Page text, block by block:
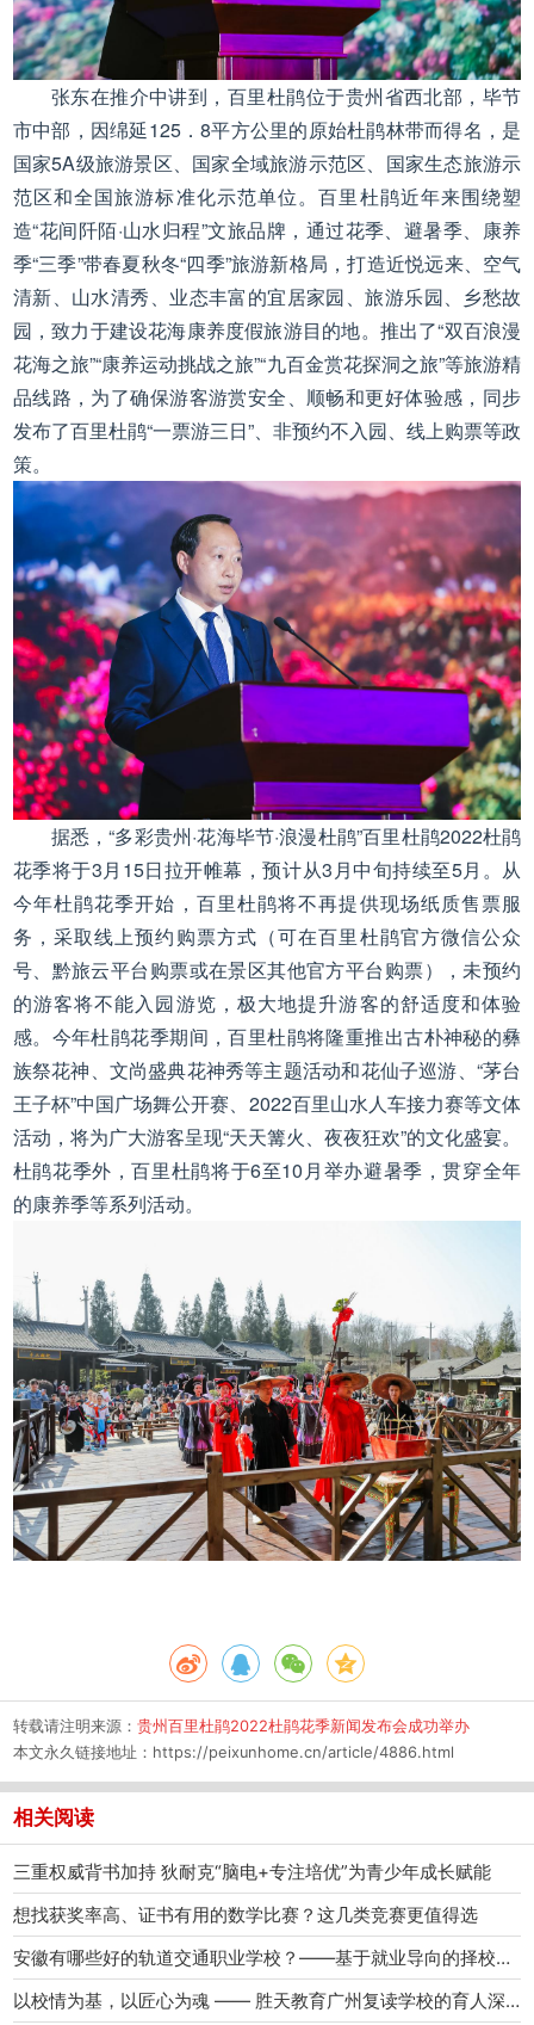
张东在推介中讲到，百里杜鹃位于贵州省西北部，毕节
市中部，因绵延125．8平方公里的原始杜鹃林带而得名，是
国家5A级旅游景区、国家全域旅游示范区、国家生态旅游示
范区和全国旅游标准化示范单位。百里杜鹃近年来围绕塑
造“花间阡陌·山水归程”文旅品牌，通过花季、避暑季、康养
季“三季”带春夏秋冬“四季”旅游新格局，打造近悦远来、空气
清新、山水清秀、业态丰富的宜居家园、旅游乐园、乡愁故
园，致力于建设花海康养度假旅游目的地。推出了“双百浪漫
花海之旅”“康养运动挑战之旅”“九百金赏花探洞之旅”等旅游精
品线路，为了确保游客游赏安全、顺畅和更好体验感，同步
发布了百里杜鹃“一票游三日”、非预约不入园、线上购票等政
策。
据悉，“多彩贵州·花海毕节·浪漫杜鹃”百里杜鹃2022杜鹃
花季将于3月15日拉开帷幕，预计从3月中旬持续至5月。从
今年杜鹃花季开始，百里杜鹃将不再提供现场纸质售票服
务，采取线上预约购票方式（可在百里杜鹃官方微信公众
号、黔旅云平台购票或在景区其他官方平台购票），未预约
的游客将不能入园游览，极大地提升游客的舒适度和体验
感。今年杜鹃花季期间，百里杜鹃将隆重推出古朴神秘的彝
族祭花神、文尚盛典花神秀等主题活动和花仙子巡游、“茅台
王子杯”中国广场舞公开赛、2022百里山水人车接力赛等文体
活动，将为广大游客呈现“天天篝火、夜夜狂欢”的文化盛宴。
杜鹃花季外，百里杜鹃将于6至10月举办避暑季，贯穿全年
的康养季等系列活动。
转载请注明来源： 贵州百里杜鹃2022杜鹃花季新闻发布会成功举办
本文永久链接地址： https://peixunhome.cn/article/4886.html
相关阅读
三重权威背书加持 狄耐克“脑电+专注培优”为青少年成长赋能
想找获奖率高、证书有用的数学比赛？这几类竞赛更值得选
安徽有哪些好的轨道交通职业学校？——基于就业导向的择校深度解析
以校情为基，以匠心为魂 —— 胜天教育广州复读学校的育人深耕之路